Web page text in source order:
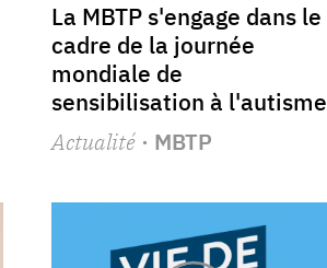
La MBTP s'engage dans le
cadre de la journée
mondiale de
sensibilisation à l'autisme
Actualité· MBTP